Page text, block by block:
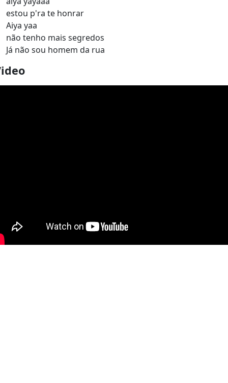
estou p'ra te honrar
Aiya yaa
não tenho mais segredos
Já não sou homem da rua